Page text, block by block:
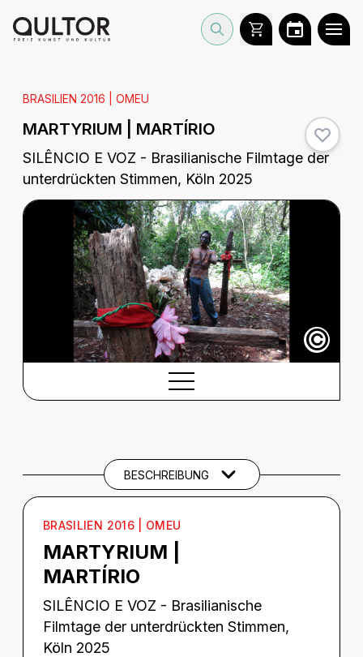
BRASILIEN 2016 | OMEU
MARTYRIUM | MARTÍRIO
SILÊNCIO E VOZ - Brasilianische Filmtage der
unterdrückten Stimmen, Köln 2025
©
THEMEN UND SCHLAGWÖRTER
BESCHREIBUNG
BRASILIEN 2016 | OMEU
MARTYRIUM |
MARTÍRIO
SILÊNCIO E VOZ - Brasilianische
Filmtage der unterdrückten Stimmen,
Köln 2025